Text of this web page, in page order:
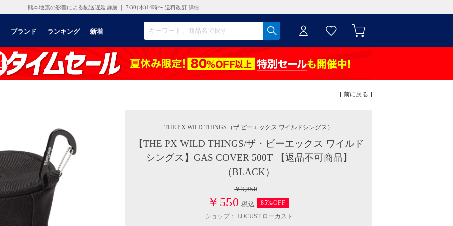
熊本地震の影響による配送遅延 詳細 ｜ 7/30(木)14時〜 送料改訂 詳細
ブランド ランキング 新着
[ 前に戻る ]
THE PX WILD THINGS （ザ ピーエックス ワイルドシングス）
【THE PX WILD THINGS/ザ・ピーエックス ワイルド
シングス】GAS COVER 500T 【返品不可商品】
（BLACK）
￥3,850
￥550 税込
85%OFF
ショップ： LOCUST ローカスト